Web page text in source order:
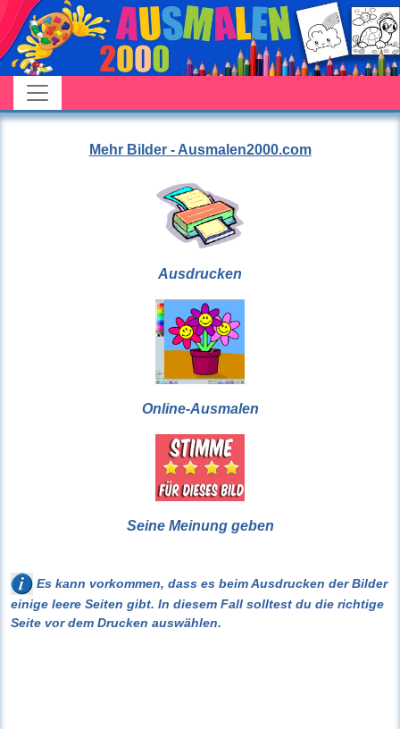
Mehr Bilder - Ausmalen2000.com
Ausdrucken
Online-Ausmalen
Seine Meinung geben
Es kann vorkommen, dass es beim Ausdrucken der Bilder
einige leere Seiten gibt. In diesem Fall solltest du die richtige
Seite vor dem Drucken auswählen.